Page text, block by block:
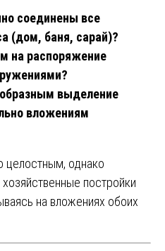
соединены все
(дом, баня, сарай)?
на распоряжение
выделение
вложениям
целостным, однако
постройки
на вложениях обоих